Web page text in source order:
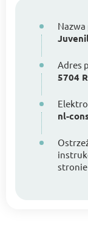
Adres
5704
nl-
stronie